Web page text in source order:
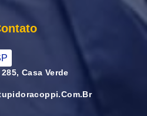
Casa Verde